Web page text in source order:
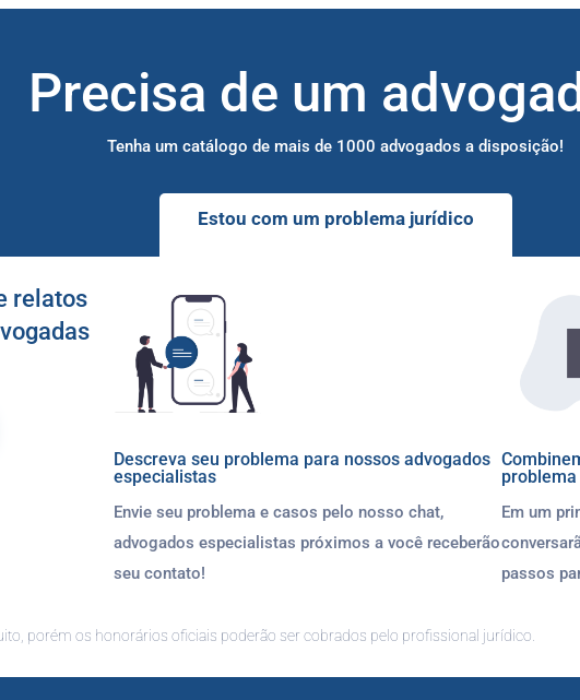
Precisa de um
Tenha um catálogo de mais de 1000 advogados a disposição!
Estou com um problema jurídico
relatos
Descreva seu problema para nossos advogados
especialistas
Envie seu problema e casos pelo nosso chat,
advogados especialistas próximos a você receberão
seu contato!
problema
Em um
passos
porém os honorários oficiais poderão ser cobrados pelo profissional jurídico.